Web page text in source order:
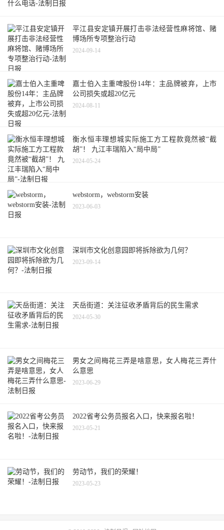
平江县安定镇开展打击非法经营性麻将馆、赌
博场所专项整治行动
2024-09-14
嘉士伯入主重啤股份14年：主品牌被弃，上市
公司损失或超20亿元
2024-08-11
衡水恒丰理想城实际施工方工程款竟然被“截
胡”！ 九江丰瑞陷入“局中局”
2024-05-24
webstorm，webstorm安装
2023-06-03
深圳市文化创意园即将拆除欲为几何？
2023-09-14
天岳街道：关注征收矛盾背后的民生需求
2024-05-30
男女之间梅花三弄是啥意思，女人梅花三弄什
么意思
2023-06-29
2022省考公务员报名入口，快来报名啦！
2023-05-21
劳动节，我们的荣耀！
2023-05-23